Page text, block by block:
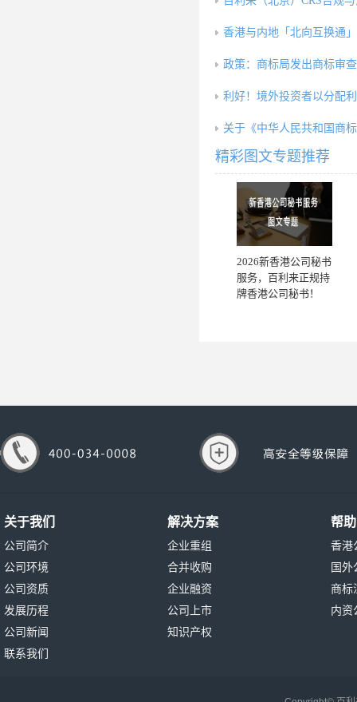
香港与内地「北向互换通
政策：商标局发出商标审
利好！境外投资者以分配
关于《中华人民共和国商
精彩图文专题推荐
2026新香港公司秘书
服务，百利来正规持
牌香港公司秘书！
关于我们
公司简介
公司环境
公司资质
发展历程
公司新闻
联系我们
解决方案
企业重组
合并收购
企业融资
公司上市
知识产权
帮
香港
国外
商标
内资